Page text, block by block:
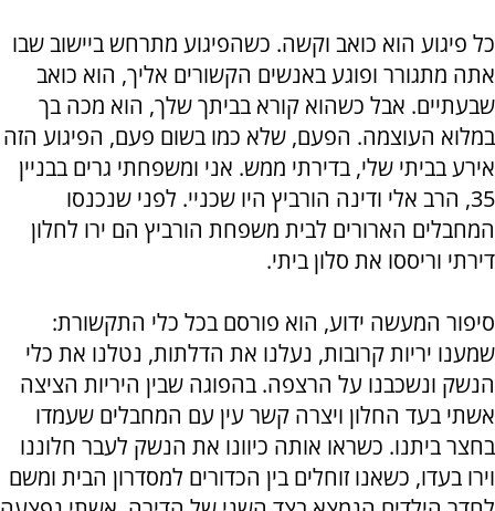
כל פיגוע הוא כואב וקשה. כשהפיגוע מתרחש ביישוב שבו
אתה מתגורר ופוגע באנשים הקשורים אליך, הוא כואב
שבעתיים. אבל כשהוא קורא בביתך שלך, הוא מכה בך
במלוא העוצמה. הפעם, שלא כמו בשום פעם, הפיגוע הזה
אירע בביתי שלי, בדירתי ממש. אני ומשפחתי גרים בבניין
35, הרב אלי ודינה הורביץ היו שכניי. לפני שנכנסו
המחבלים הארורים לבית משפחת הורביץ הם ירו לחלון
דירתי וריססו את סלון ביתי.
סיפור המעשה ידוע, הוא פורסם בכל כלי התקשורת:
שמענו יריות קרובות, נעלנו את הדלתות, נטלנו את כלי
הנשק ונשכבנו על הרצפה. בהפוגה שבין היריות הציצה
אשתי בעד החלון ויצרה קשר עין עם המחבלים שעמדו
בחצר ביתנו. כשראו אותה כיוונו את הנשק לעבר חלוננו
וירו בעדו, כשאנו זוחלים בין הכדורים למסדרון הבית ומשם